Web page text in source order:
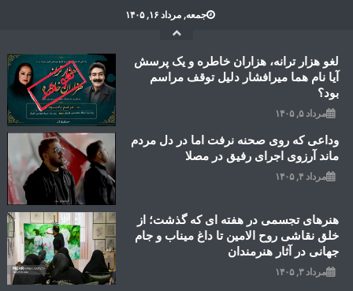
جمعه, مرداد ۱۶, ۱۴۰۵
لغو هزار ترانه، هزاران خاطره و یک پرسش
آیا نام هما میرافشار دلیل توقف مراسم
بود؟
مرداد ۵, ۱۴۰۵
وداعی که روی صحنه نرفت اما در دل مردم
ماند آرزوی اجرای رفیق در مصلا
مرداد ۴, ۱۴۰۵
هنرهای تجسمی در هفته ای که گذشت؛ از
خلق نقاشی روح الامین تا داغ میناب و جام
جهانی در آثار هنرمندان
مرداد ۳, ۱۴۰۵